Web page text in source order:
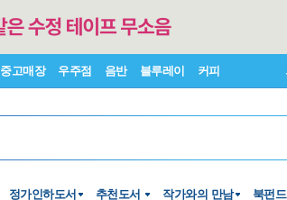
중고매장 우주점 음반 블루레이 커피
정가인하도서 추천도서 작가와의 만남 북펀드